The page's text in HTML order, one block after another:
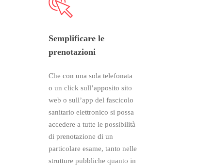
Semplificare le
prenotazioni
Che con una sola telefonata
o un click sull’apposito sito
web o sull’app del fascicolo
sanitario elettronico si possa
accedere a tutte le possibilità
di prenotazione di un
particolare esame, tanto nelle
strutture pubbliche quanto in